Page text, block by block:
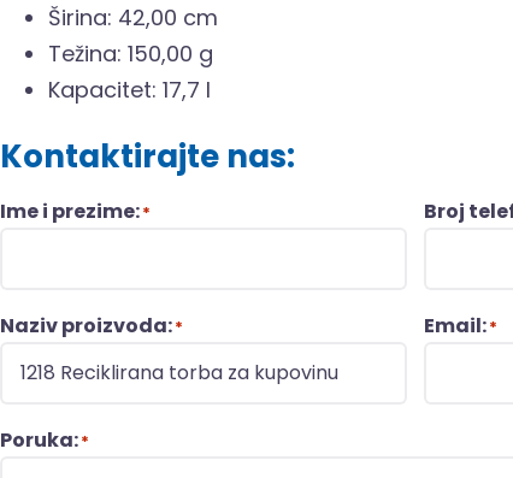
Širina: 42,00 cm
Težina: 150,00 g
Kapacitet: 17,7 l
Kontaktirajte nas:
Ime i prezime:* Broj
Naziv proizvoda:* Email:*
Poruka:*